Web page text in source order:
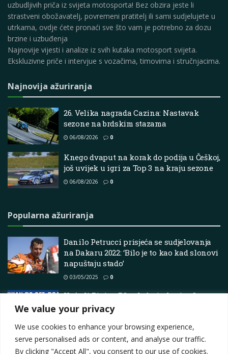
We value your privacy
We use cookies to enhance your browsing experience,
serve personalised ads or content, and analyse our traffic.
By clicking "Accept All", you consent to our use of cookies.
uzbudljivih priča iz svijeta motosporta! Bez obzira jeste li
strastveni obožavatelj, povremeni pratitelj ili sami sudjelujete u
utrkama, ovdje ćete pronaći sve što vam je potrebno za dozu
brzine i uzbuđenja
Najnovije vijesti i analize iz svih kutaka motosport svijeta.
Ekskluzivne priče i intervjue s vozačima, timovima i stručnjacima.
Najnovija ažuriranja
26. Velika nagrada Cazina: Nastavak
sezone na brdskim stazama
06/08/2026 0
Knego dvaput na korak do podija u Češkoj,
još uvijek u igri za Top 3 na kraju sezone
06/08/2026 0
Popularna ažuriranja
Danilo Petrucci prisjeća se sudjelovanja
na Dakaru 2022: ‘Bilo je to kao kad slonovi
napuštaju stado’
03/05/2025 0
Hoće li Rivian R2 svladati planinu?
Detaljan terenski test